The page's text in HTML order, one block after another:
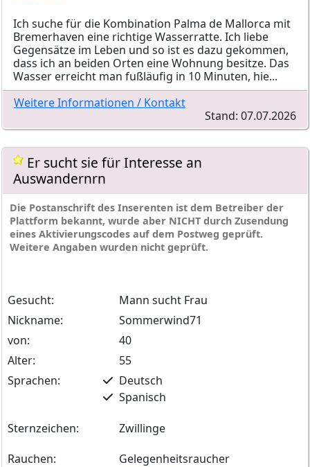
Ich suche für die Kombination Palma de Mallorca mit
Bremerhaven eine richtige Wasserratte. Ich liebe
Gegensätze im Leben und so ist es dazu gekommen,
dass ich an beiden Orten eine Wohnung besitze. Das
Wasser erreicht man fußläufig in 10 Minuten, hie...
Weitere Informationen / Kontakt
Stand: 07.07.2026
Er sucht sie für Interesse an
Auswandernrn
Die Postanschrift des Inserenten ist dem Betreiber der
Plattform bekannt, wurde aber NICHT durch Zusendung
eines Aktivierungscodes auf dem Postweg geprüft.
Weitere Angaben wurden nicht geprüft.
Gesucht:
Mann sucht Frau
Nickname:
Sommerwind71
von:
40
Alter:
55
Sprachen:
Deutsch
Spanisch
Sternzeichen:
Zwillinge
Rauchen:
Gelegenheitsraucher